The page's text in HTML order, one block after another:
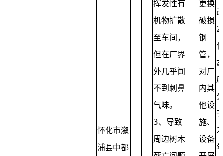
怀化市溆
浦县中都
挥发性有
机物扩散
至车间，
但在厂界
外几乎闻
不到刺鼻
气味。
3、导致
周边树木
更换
破损
钢
管，
对厂
内其
他设
施、
设备
2